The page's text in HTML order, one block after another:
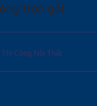
trọn gói
Thi Công Nội Thất